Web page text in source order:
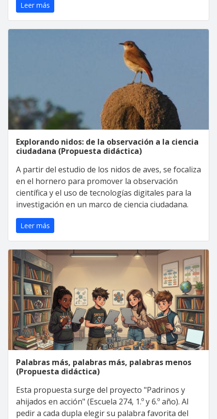
Leer más
Explorando nidos: de la observación a la ciencia
ciudadana (Propuesta didáctica)
A partir del estudio de los nidos de aves, se focaliza
en el hornero para promover la observación
científica y el uso de tecnologías digitales para la
investigación en un marco de ciencia ciudadana.
Leer más
Palabras más, palabras más, palabras menos
(Propuesta didáctica)
Esta propuesta surge del proyecto "Padrinos y
ahijados en acción" (Escuela 274, 1.º y 6.º año). Al
pedir a cada dupla elegir su palabra favorita del